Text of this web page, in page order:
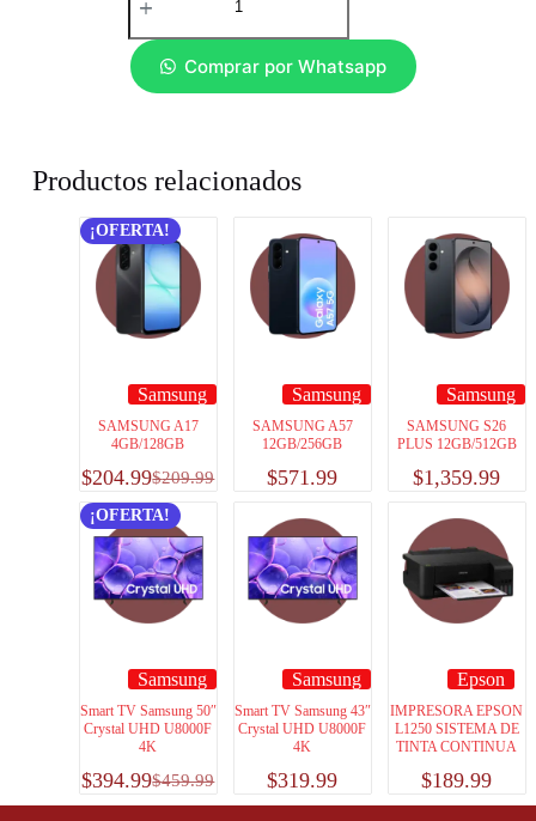
Comprar por Whatsapp
Productos relacionados
¡OFERTA!
Samsung
SAMSUNG A17
4GB/128GB
$209.99
$204.99
Samsung
SAMSUNG A57
12GB/256GB
$571.99
Samsung
SAMSUNG S26
PLUS 12GB/512GB
$1,359.99
¡OFERTA!
Samsung
Smart TV Samsung 50″
Crystal UHD U8000F
4K
$459.99
$394.99
Samsung
Smart TV Samsung 43″
Crystal UHD U8000F
4K
$319.99
Epson
IMPRESORA EPSON
L1250 SISTEMA DE
TINTA CONTINUA
$189.99